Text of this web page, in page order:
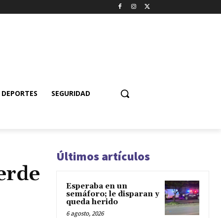
DEPORTES SEGURIDAD
Últimos artículos
Esperaba en un
semáforo; le disparan y
queda herido
6 agosto, 2026